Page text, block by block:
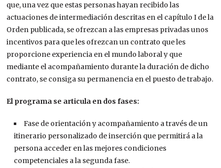
que, una vez que estas personas hayan recibido las
actuaciones de intermediación descritas en el capítulo I de la
Orden publicada, se ofrezcan a las empresas privadas unos
incentivos para que les ofrezcan un contrato que les
proporcione experiencia en el mundo laboral y que
mediante el acompañamiento durante la duración de dicho
contrato, se consiga su permanencia en el puesto de trabajo.
El programa se articula en dos fases:
Fase de orientación y acompañamiento a través de un
itinerario personalizado de inserción que permitirá a la
persona acceder en las mejores condiciones
competenciales a la segunda fase.